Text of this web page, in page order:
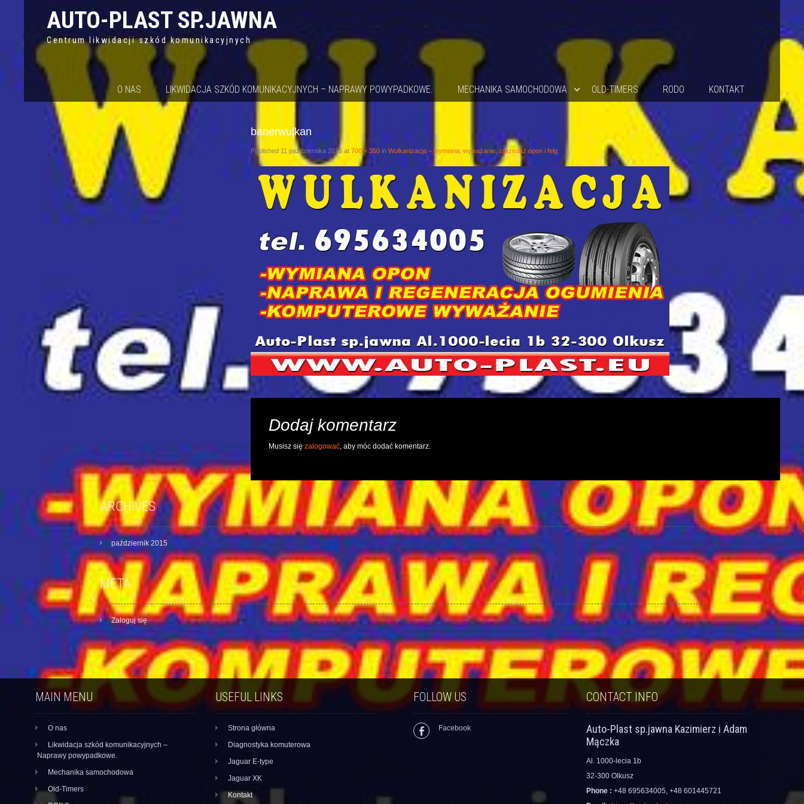
AUTO-PLAST SP.JAWNA
Centrum likwidacji szkód komunikacyjnych
O NAS LIKWIDACJA SZKÓD KOMUNIKACYJNYCH – NAPRAWY POWYPADKOWE. MECHANIKA SAMOCHODOWA OLD-TIMERS RODO KONTAKT
banerwulkan
Published 11 października 2015at700 × 350 inWulkanizacja – wymiana, wyważanie, sprzedaż opon i felg
Dodaj komentarz
Musisz sięzalogować, aby móc dodać komentarz.
ARCHIVES
październik 2015
META
Zaloguj się
MAIN MENU
O nas
Likwidacja szkód komunikacyjnych –
Naprawy powypadkowe.
Mechanika samochodowa
Old-Timers
USEFUL LINKS
Strona główna
Diagnostyka komuterowa
Jaguar E-type
Jaguar XK
Kontakt
FOLLOW US
Facebook
CONTACT INFO
Auto-Plast sp.jawna Kazimierz i Adam
Mączka
Al. 1000-lecia 1b
32-300 Olkusz
Phone : +48 695634005, +48 601445721